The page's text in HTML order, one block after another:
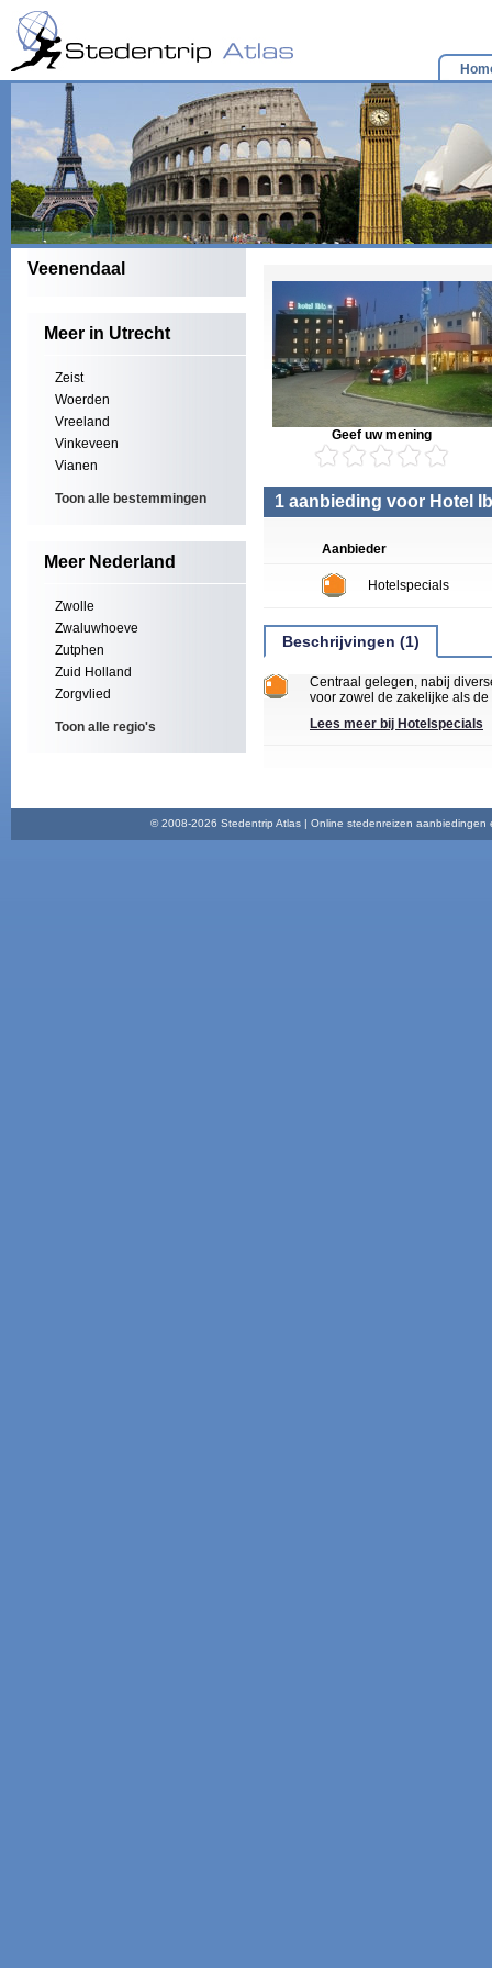
Veenendaal
Meer in Utrecht
Zeist
Woerden
Vreeland
Vinkeveen
Vianen
Toon alle bestemmingen
Meer Nederland
Zwolle
Zwaluwhoeve
Zutphen
Zuid Holland
Zorgvlied
Toon alle regio's
Geef uw mening
1 aanbieding voor Hotel
Aanbieder
Hotelspecials
Beschrijvingen (1)
Centraal gelegen, nabij
voor zowel de zakelijke als
Lees meer bij Hotelspecials
© 2008-2026 Stedentrip Atlas | Online stedenreizen